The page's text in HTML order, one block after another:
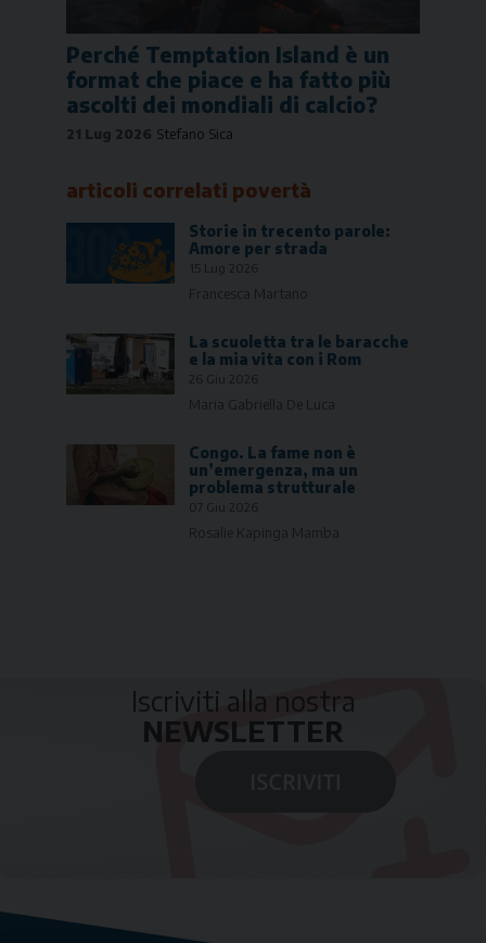
Perché Temptation Island è un
format che piace e ha fatto più
ascolti dei mondiali di calcio?
21 Lug 2026 Stefano Sica
articoli correlati povertà
Storie in trecento parole:
Amore per strada
15 Lug 2026
Francesca Martano
La scuoletta tra le baracche
e la mia vita con i Rom
26 Giu 2026
Maria Gabriella De Luca
Congo. La fame non è
un’emergenza, ma un
problema strutturale
07 Giu 2026
Rosalie Kapinga Mamba
Iscriviti alla nostra
NEWSLETTER